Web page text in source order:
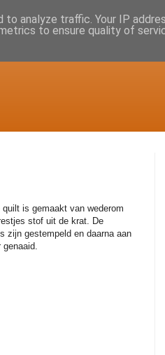
quilt is gemaakt van wederom
stof uit de krat. De
zijn gestempeld en daarna aan
genaaid.
analyze traffic. Your IP
to ensure quality of